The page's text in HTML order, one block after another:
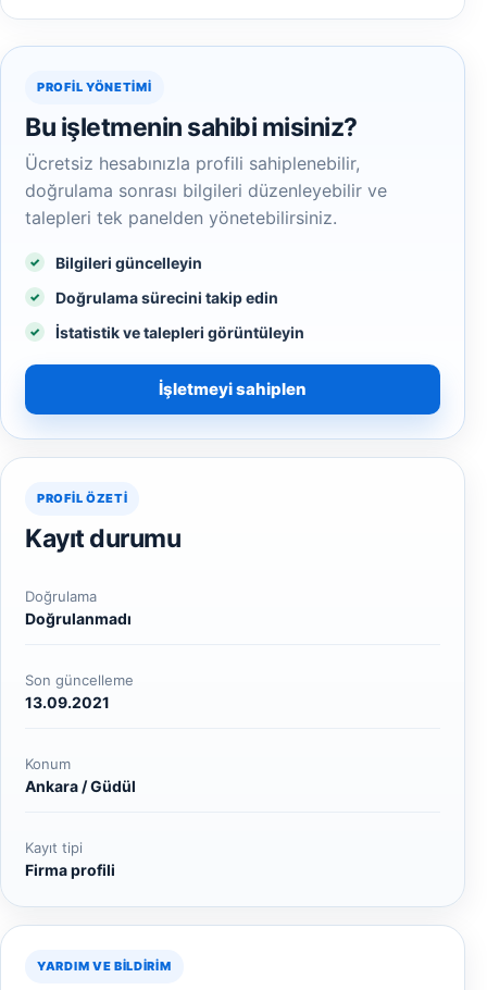
PROFIL YÖNETIMI
Bu işletmenin sahibi misiniz?
Ücretsiz hesabınızla profili sahiplenebilir,
doğrulama sonrası bilgileri düzenleyebilir ve
talepleri tek panelden yönetebilirsiniz.
Bilgileri güncelleyin
Doğrulama sürecini takip edin
İstatistik ve talepleri görüntüleyin
İşletmeyi sahiplen
PROFIL ÖZETI
Kayıt durumu
Doğrulama
Doğrulanmadı
Son güncelleme
13.09.2021
Konum
Ankara / Güdül
Kayıt tipi
Firma profili
YARDIM VE BILDIRIM